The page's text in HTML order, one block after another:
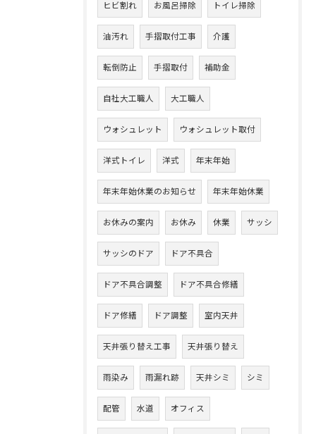
ヒビ割れ お風呂掃除 トイレ掃除
油汚れ 手摺取付工事 介護
転倒防止 手摺取付 補助金
自社大工職人 大工職人
ウォシュレット ウォシュレット取付
洋式トイレ 洋式 年末年始
年末年始休業のお知らせ 年末年始休業
お休みの案内 お休み 休業 サッシ
サッシのドア ドア不具合
ドア不具合調整 ドア不具合修繕
ドア修繕 ドア調整 室内天井
天井張り替え工事 天井張り替え
雨染み 雨漏れ跡 天井シミ シミ
配管 水道 オフィス